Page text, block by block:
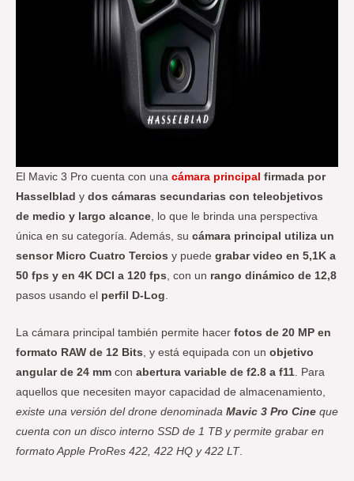
El Mavic 3 Pro cuenta con una cámara principal firmada por
Hasselblad y dos cámaras secundarias con teleobjetivos
de medio y largo alcance , lo que le brinda una perspectiva
única en su categoría. Además, su cámara principal utiliza un
sensor Micro Cuatro Tercios y puede grabar video en 5,1K a
50 fps y en 4K DCI a 120 fps , con un rango dinámico de 12,8
pasos usando el perfil D-Log
La cámara principal también permite hacer fotos de 20 MP en
formato RAW de 12 Bits , y está equipada con un objetivo
angular de 24 mm con abertura variable de f2.8 a f11 . Para
aquellos que necesiten mayor capacidad de almacenamiento,
existe una versión del drone denominada Mavic 3 Pro Cine que
cuenta con un disco interno SSD de 1 TB y permite grabar en
formato Apple ProRes 422, 422 HQ y 422 LT.